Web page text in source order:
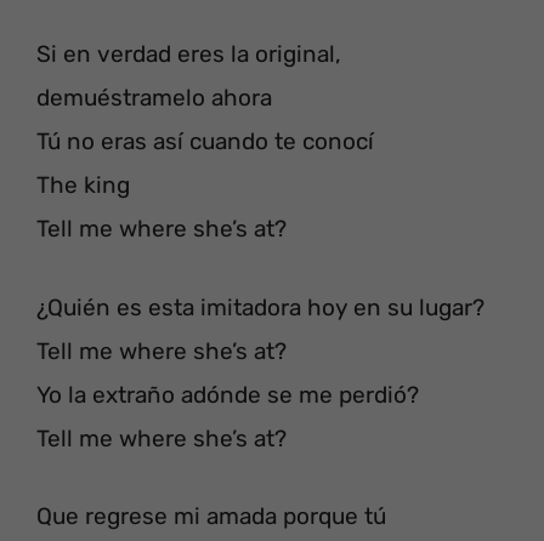
Si en verdad eres la original,
demuéstramelo ahora
Tú no eras así cuando te conocí
The king
Tell me where she’s at?
¿Quién es esta imitadora hoy en su lugar?
Tell me where she’s at?
Yo la extraño adónde se me perdió?
Tell me where she’s at?
Que regrese mi amada porque tú